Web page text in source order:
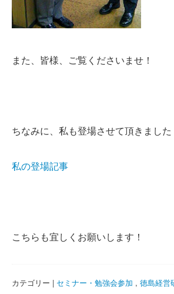
また、皆様、ご覧くださいませ！
ちなみに、私も登場させて頂きました
私の登場記事
こちらも宜しくお願いします！
カテゴリー | セミナー・勉強会参加 , 徳島経営